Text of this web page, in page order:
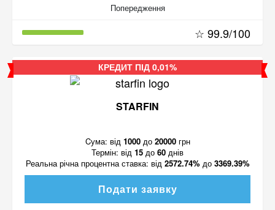
Попередження
☆ 99.9/100
КРЕДИТ ПІД 0,01%
STARFIN
Cума: від 1000до 20000грн
Термін: від 15 до 60 днів
Реальна річна процентна ставка: від 2572.74%до 3369.39%
Подати заявку